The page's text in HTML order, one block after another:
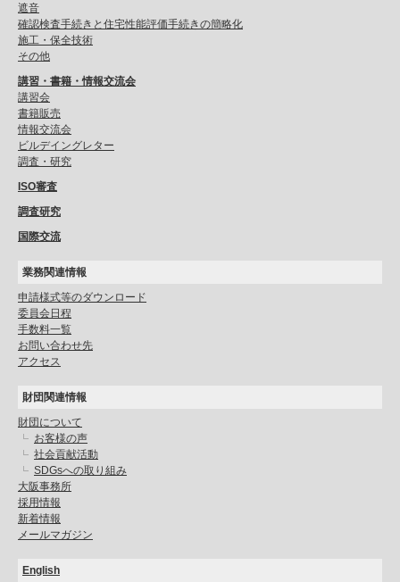
遮音
確認検査手続きと住宅性能評価手続きの簡略化
施工・保全技術
その他
講習・書籍・情報交流会
講習会
書籍販売
情報交流会
ビルデイングレター
調査・研究
ISO審査
調査研究
国際交流
業務関連情報
申請様式等のダウンロード
委員会日程
手数料一覧
お問い合わせ先
アクセス
財団関連情報
財団について
お客様の声
社会貢献活動
SDGsへの取り組み
大阪事務所
採用情報
新着情報
メールマガジン
English